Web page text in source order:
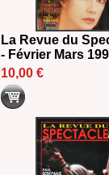
La Revue du
- Février Mars
10,00 €